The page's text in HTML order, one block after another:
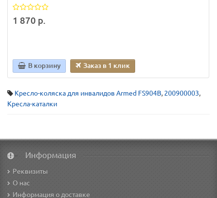
1 870 р.
В корзину Заказ в 1 клик
Кресло-коляска для инвалидов Armed FS904В, 200900003,
Кресла-каталки
Информация
Реквизиты
О нас
Информация о доставке